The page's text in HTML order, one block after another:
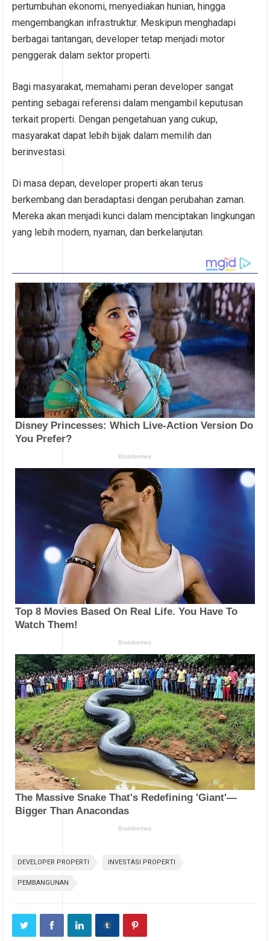
pertumbuhan ekonomi, menyediakan hunian, hingga
mengembangkan infrastruktur. Meskipun menghadapi
berbagai tantangan, developer tetap menjadi motor
penggerak dalam sektor properti.
Bagi masyarakat, memahami peran developer sangat
penting sebagai referensi dalam mengambil keputusan
terkait properti. Dengan pengetahuan yang cukup,
masyarakat dapat lebih bijak dalam memilih dan
berinvestasi.
Di masa depan, developer properti akan terus
berkembang dan beradaptasi dengan perubahan zaman.
Mereka akan menjadi kunci dalam menciptakan lingkungan
yang lebih modern, nyaman, dan berkelanjutan.
DEVELOPER PROPERTI INVESTASI PROPERTI
PEMBANGUNAN